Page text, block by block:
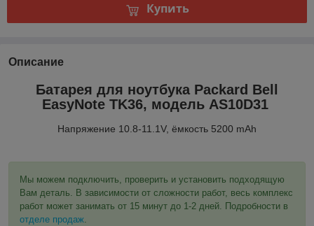
Купить
Описание
Батарея для ноутбука Packard Bell
EasyNote TK36, модель AS10D31
Напряжение 10.8-11.1V, ёмкость 5200 mAh
Мы можем подключить, проверить и установить подходящую
Вам деталь. В зависимости от сложности работ, весь комплекс
работ может занимать от 15 минут до 1-2 дней. Подробности в
отделе продаж.